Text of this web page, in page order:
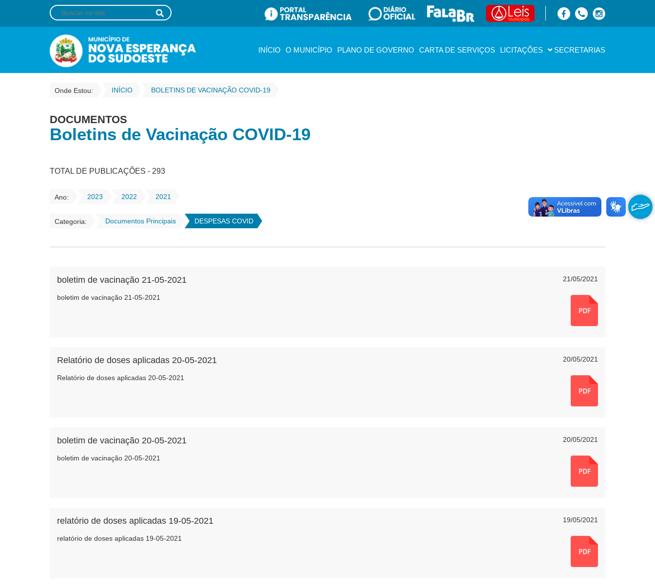
INÍCIO O MUNICÍPIO PLANO DE GOVERNO CARTA DE SERVIÇOS LICITAÇÕES SECRETARIAS
Onde Estou: INÍCIO BOLETINS DE VACINAÇÃO COVID-19
DOCUMENTOS
Boletins de Vacinação COVID-19
TOTAL DE PUBLICAÇÕES - 293
Ano: 2023 2022 2021
Categoria: Documentos Principais DESPESAS COVID
21/05/2021
boletim de vacinação 21-05-2021
boletim de vacinação 21-05-2021
20/05/2021
Relatório de doses aplicadas 20-05-2021
Relatório de doses aplicadas 20-05-2021
20/05/2021
boletim de vacinação 20-05-2021
boletim de vacinação 20-05-2021
19/05/2021
relatório de doses aplicadas 19-05-2021
relatório de doses aplicadas 19-05-2021